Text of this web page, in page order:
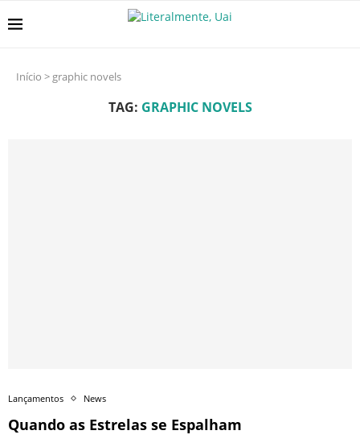
Início > graphic novels
TAG: GRAPHIC NOVELS
Lançamentos News
Quando as Estrelas se Espalham